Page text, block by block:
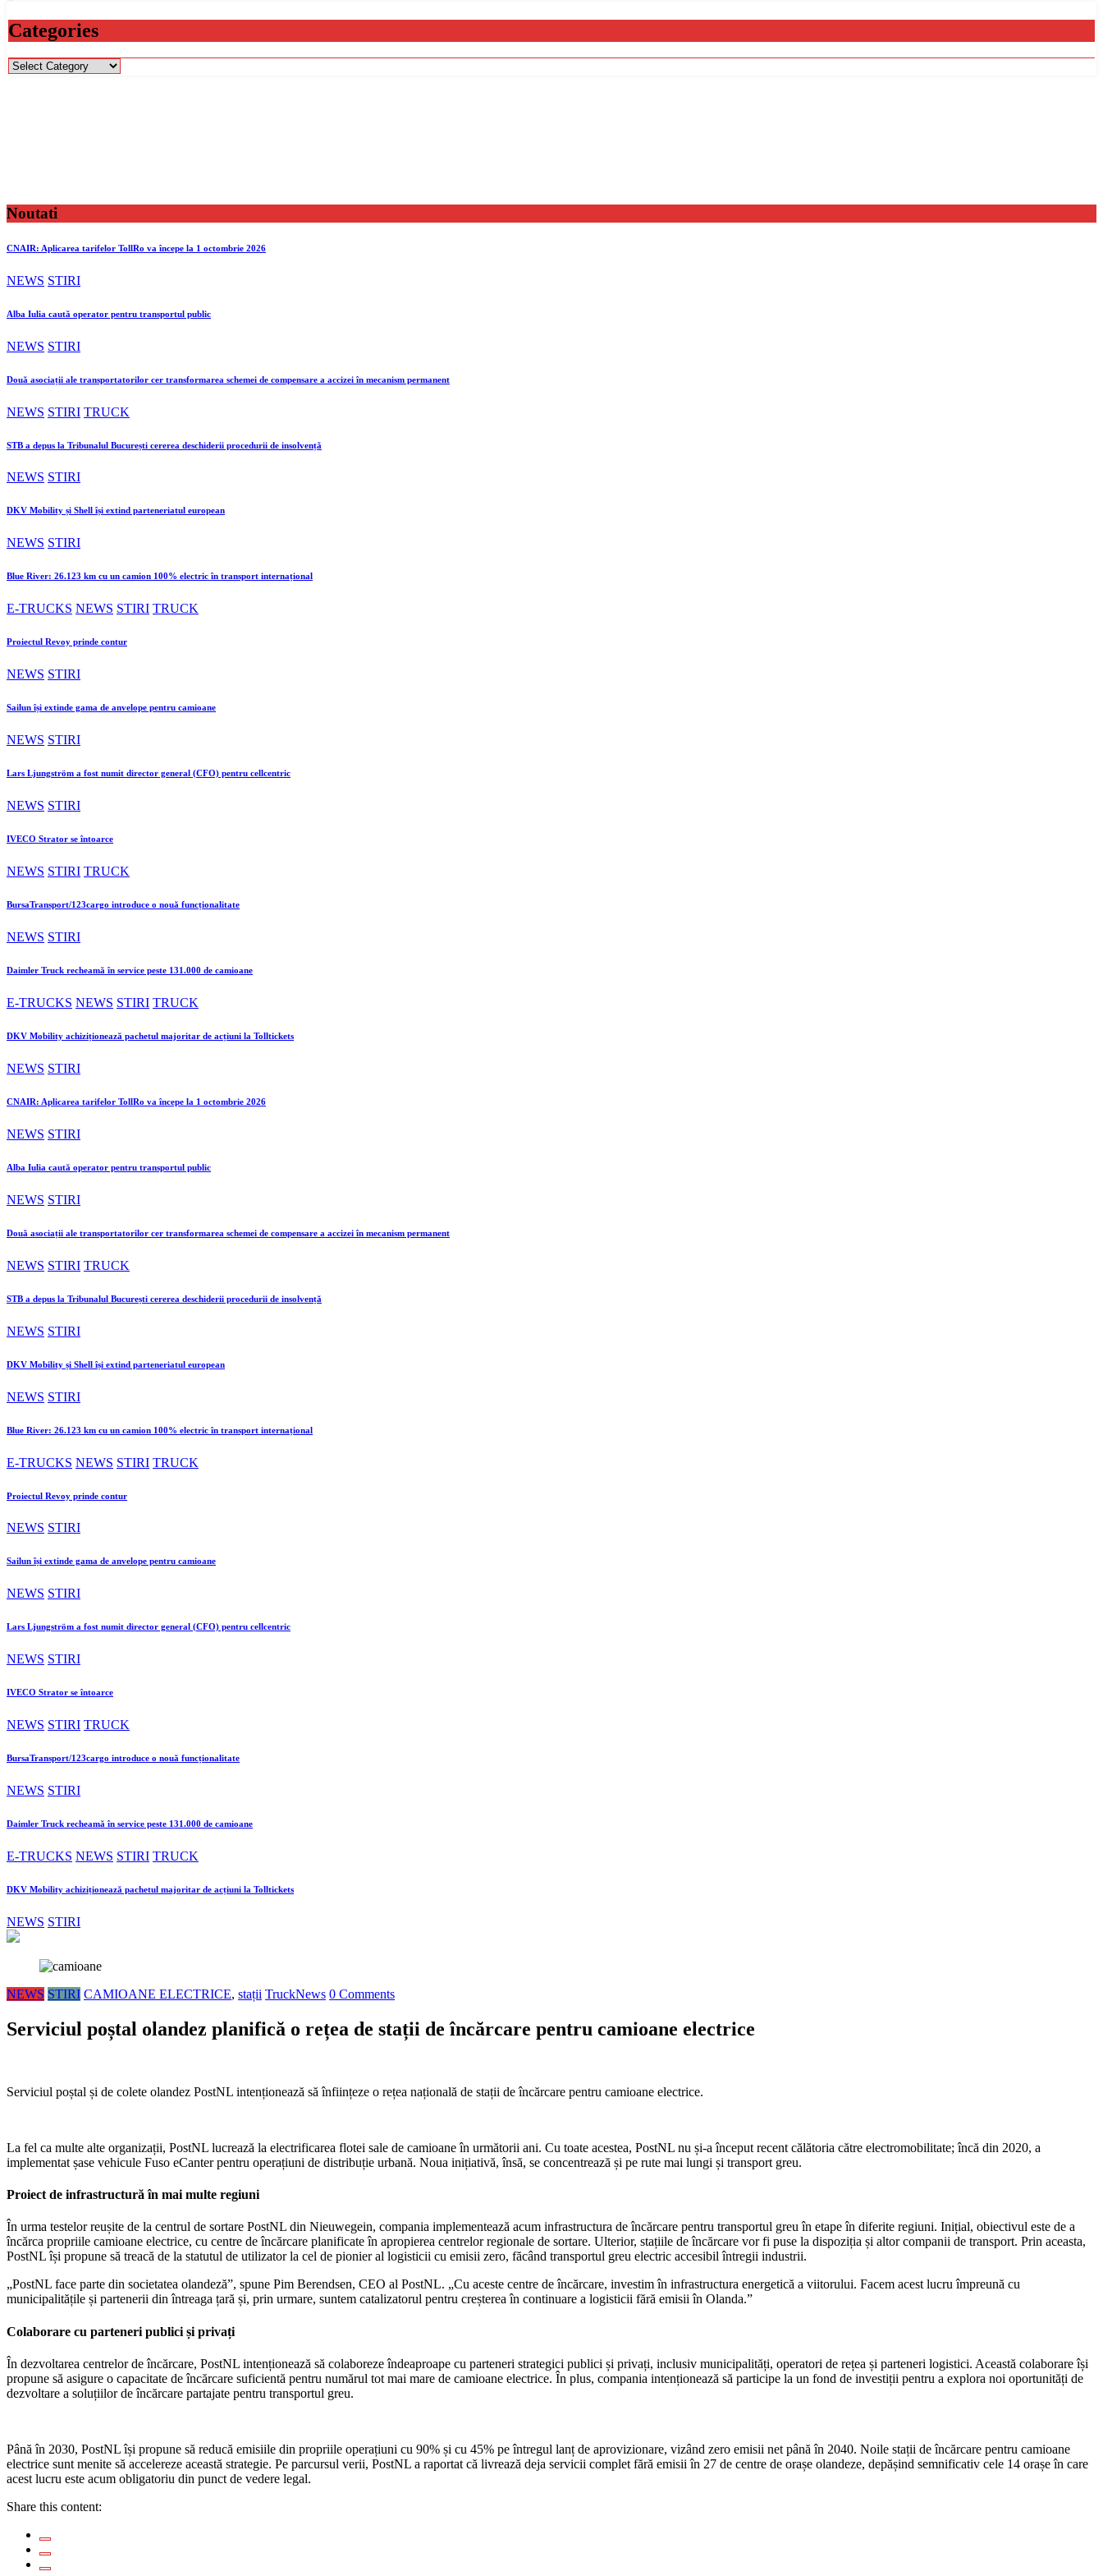
Categories
Categories
Noutati
CNAIR: Aplicarea tarifelor TollRo va începe la 1 octombrie 2026
NEWS STIRI
Alba Iulia caută operator pentru transportul public
NEWS STIRI
Două asociații ale transportatorilor cer transformarea schemei de compensare a accizei în mecanism permanent
NEWS STIRI TRUCK
STB a depus la Tribunalul București cererea deschiderii procedurii de insolvență
NEWS STIRI
DKV Mobility și Shell își extind parteneriatul european
NEWS STIRI
Blue River: 26.123 km cu un camion 100% electric în transport internațional
E-TRUCKS NEWS STIRI TRUCK
Proiectul Revoy prinde contur
NEWS STIRI
Sailun își extinde gama de anvelope pentru camioane
NEWS STIRI
Lars Ljungström a fost numit director general (CFO) pentru cellcentric
NEWS STIRI
IVECO Strator se întoarce
NEWS STIRI TRUCK
BursaTransport/123cargo introduce o nouă funcționalitate
NEWS STIRI
Daimler Truck recheamă în service peste 131.000 de camioane
E-TRUCKS NEWS STIRI TRUCK
DKV Mobility achiziționează pachetul majoritar de acțiuni la Tolltickets
NEWS STIRI
CNAIR: Aplicarea tarifelor TollRo va începe la 1 octombrie 2026
NEWS STIRI
Alba Iulia caută operator pentru transportul public
NEWS STIRI
Două asociații ale transportatorilor cer transformarea schemei de compensare a accizei în mecanism permanent
NEWS STIRI TRUCK
STB a depus la Tribunalul București cererea deschiderii procedurii de insolvență
NEWS STIRI
DKV Mobility și Shell își extind parteneriatul european
NEWS STIRI
Blue River: 26.123 km cu un camion 100% electric în transport internațional
E-TRUCKS NEWS STIRI TRUCK
Proiectul Revoy prinde contur
NEWS STIRI
Sailun își extinde gama de anvelope pentru camioane
NEWS STIRI
Lars Ljungström a fost numit director general (CFO) pentru cellcentric
NEWS STIRI
IVECO Strator se întoarce
NEWS STIRI TRUCK
BursaTransport/123cargo introduce o nouă funcționalitate
NEWS STIRI
Daimler Truck recheamă în service peste 131.000 de camioane
E-TRUCKS NEWS STIRI TRUCK
DKV Mobility achiziționează pachetul majoritar de acțiuni la Tolltickets
NEWS STIRI
NEWS STIRI CAMIOANE ELECTRICE, stații TruckNews 0 Comments
Serviciul poștal olandez planifică o rețea de stații de încărcare pentru camioane electrice
Serviciul poștal și de colete olandez PostNL intenționează să înființeze o rețea națională de stații de încărcare pentru camioane electrice.
La fel ca multe alte organizații, PostNL lucrează la electrificarea flotei sale de camioane în următorii ani. Cu toate acestea, PostNL nu și-a început recent călătoria către electromobilitate; încă din 2020, a
implementat șase vehicule Fuso eCanter pentru operațiuni de distribuție urbană. Noua inițiativă, însă, se concentrează și pe rute mai lungi și transport greu.
Proiect de infrastructură în mai multe regiuni
În urma testelor reușite de la centrul de sortare PostNL din Nieuwegein, compania implementează acum infrastructura de încărcare pentru transportul greu în etape în diferite regiuni. Inițial, obiectivul este de a
încărca propriile camioane electrice, cu centre de încărcare planificate în apropierea centrelor regionale de sortare. Ulterior, stațiile de încărcare vor fi puse la dispoziția și altor companii de transport. Prin aceasta,
PostNL își propune să treacă de la statutul de utilizator la cel de pionier al logisticii cu emisii zero, făcând transportul greu electric accesibil întregii industrii.
„PostNL face parte din societatea olandeză”, spune Pim Berendsen, CEO al PostNL. „Cu aceste centre de încărcare, investim în infrastructura energetică a viitorului. Facem acest lucru împreună cu
municipalitățile și partenerii din întreaga țară și, prin urmare, suntem catalizatorul pentru creșterea în continuare a logisticii fără emisii în Olanda.”
Colaborare cu parteneri publici și privați
În dezvoltarea centrelor de încărcare, PostNL intenționează să colaboreze îndeaproape cu parteneri strategici publici și privați, inclusiv municipalități, operatori de rețea și parteneri logistici. Această colaborare își
propune să asigure o capacitate de încărcare suficientă pentru numărul tot mai mare de camioane electrice. În plus, compania intenționează să participe la un fond de investiții pentru a explora noi oportunități de
dezvoltare a soluțiilor de încărcare partajate pentru transportul greu.
Până în 2030, PostNL își propune să reducă emisiile din propriile operațiuni cu 90% și cu 45% pe întregul lanț de aprovizionare, vizând zero emisii net până în 2040. Noile stații de încărcare pentru camioane
electrice sunt menite să accelereze această strategie. Pe parcursul verii, PostNL a raportat că livrează deja servicii complet fără emisii în 27 de centre de orașe olandeze, depășind semnificativ cele 14 orașe în care
acest lucru este acum obligatoriu din punct de vedere legal.
Share this content: